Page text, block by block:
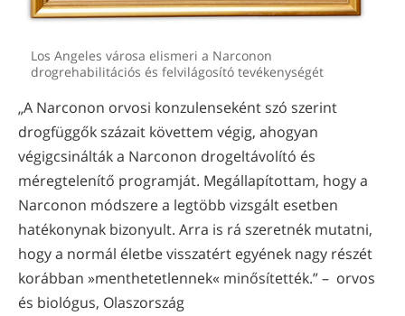
Los Angeles városa elismeri a Narconon
drogrehabilitációs és felvilágosító tevékenységét
„A Narconon orvosi konzulenseként szó szerint
drogfüggők százait követtem végig, ahogyan
végigcsinálták a Narconon drogeltávolító és
méregtelenítő programját. Megállapítottam, hogy a
Narconon módszere a legtöbb vizsgált esetben
hatékonynak bizonyult. Arra is rá szeretnék mutatni,
hogy a normál életbe visszatért egyének nagy részét
korábban »menthetetlennek« minősítették.” – orvos
és biológus, Olaszország